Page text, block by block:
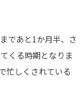
であと1か月半、さ
くる時期となりま
忙しくされている